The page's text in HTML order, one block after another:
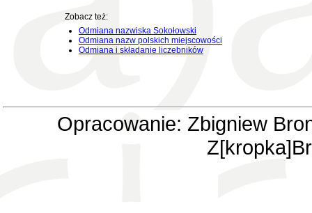
Zobacz też:
Odmiana nazwiska Sokołowski
Odmiana nazw polskich miejscowości
Odmiana i składanie liczebników
Opracowanie: Zbigniew